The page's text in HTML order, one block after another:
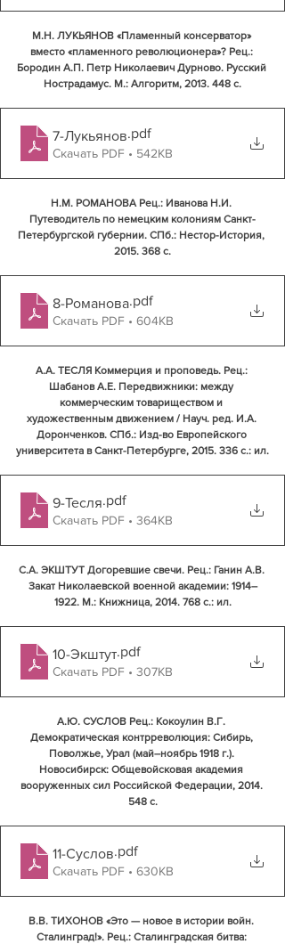
М.Н. ЛУКЬЯНОВ «Пламенный консерватор»
вместо «пламенного революционера»? Рец.:
Бородин А.П. Петр Николаевич Дурново. Русский
Нострадамус. М.: Алгоритм, 2013. 448 с.
7-Лукьянов.pdf
Скачать PDF • 542KB
Н.М. РОМАНОВА Рец.: Иванова Н.И.
Путеводитель по немецким колониям Санкт-
Петербургской губернии. СПб.: Нестор-История,
2015. 368 с.
8-Романова.pdf
Скачать PDF • 604KB
А.А. ТЕСЛЯ Коммерция и проповедь. Рец.:
Шабанов А.Е. Передвижники: между
коммерческим товариществом и
художественным движением / Науч. ред. И.А.
Доронченков. СПб.: Изд-во Европейского
университета в Санкт-Петербурге, 2015. 336 с.: ил.
9-Тесля.pdf
Скачать PDF • 364KB
С.А. ЭКШТУТ Догоревшие свечи. Рец.: Ганин А.В.
Закат Николаевской военной академии: 1914–
1922. М.: Книжница, 2014. 768 с.: ил.
10-Экштут.pdf
Скачать PDF • 307KB
А.Ю. СУСЛОВ Рец.: Кокоулин В.Г.
Демократическая контрреволюция: Сибирь,
Поволжье, Урал (май–ноябрь 1918 г.).
Новосибирск: Общевойсковая академия
вооруженных сил Российской Федерации, 2014.
548 с.
11-Суслов.pdf
Скачать PDF • 630KB
В.В. ТИХОНОВ «Это — новое в истории войн.
Сталинград!». Рец.: Сталинградская битва: